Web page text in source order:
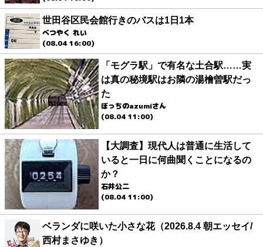
世田谷区民会館行きのバスは1日1本
べつやく れい
(08.04 16:00)
「モグラ駅」で有名な土合駅……実
は真の秘境駅はお隣の湯檜曽駅だっ
た
ぼっちのazumiさん
(08.04 11:00)
【大調査】現代人は普通に生活して
いると一日に何曲聞くことになるの
か？
石井公二
(08.04 11:00)
ベランダに咲いた小さな花（2026.8.4 朝エッセイ/
西村まさゆき）